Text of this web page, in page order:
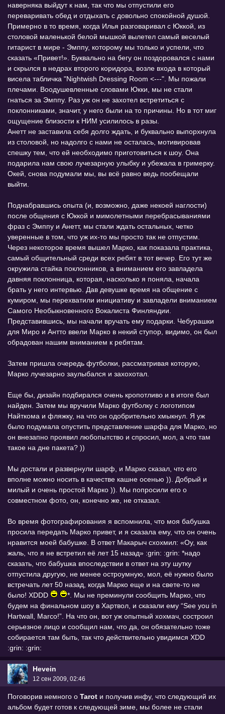
наверняка выйдут к нам, так что мы отпустили его
переваривать обед и отдыхать с довольно спокойной душой.
Примерно в то время, когда Илья разговаривал с Юккой, из
столовой маленькой белой мышкой вылетел самый веселый
гитарист в мире - Эмппу, которому мы только и успели, что
сказать «Привет!». Буквально на бегу он поздоровался с нами
и скрылся в недрах второго коридора, возле входа в который
висела табличка "Nightwish Dressing Room <---". Мы пожали
плечами. Воодушевленные словами Юкки, мы не стали
гнаться за Эмппу. Раз уж он не захотел встретиться с
поклонниками, значит, у него были на то причины. Но в тот миг
ощущение близости к НИМ усилилось в разы.
Анетт не заставила себя долго ждать, и буквально выпорхнула
из столовой, но надолго с нами не осталась, мотивировав
спешку тем, что ей необходимо приготовиться к шоу. Она
подарила нам свою лучезарную улыбку и убежала в гримерку.
Окей, снова подумали мы, вы всё равно ведь пообещали
выйти.
Поднабравшись опыта (и, возможно, даже некоей наглости)
после общения с Юккой и мимолетными перебрасываниями
фраз с Эмппу и Анетт, мы стали ждать остальных, четко
уверенные в том, что уж их-то мы просто так не отпустим.
Через некоторое время вышел Марко, как показала практика,
самый общительный среди всех ребят в тот вечер. Его тут же
окружила стайка поклонников, а вниманием его завладела
давняя поклонница, которая, насколько я поняла, начала
брать у него интервью. Дав девушке время на общение с
кумиром, мы перехватили инициативу и завладели вниманием
Самого Необыкновенного Вокалиста Финляндии.
Представившись, мы начали вручать ему подарки. Чебурашки
для Миро и Антто ввели Марко в некий ступор, видимо, он был
обрадован нашим вниманием к ребятам.
Затем пришла очередь футболки, рассматривая которую,
Марко лучезарно заулыбался и захохотал.
Еще бы, дизайн подбирался очень кропотливо и в итоге был
найден. Затем мы вручили Марко футболку с логотипом
Найткома и фляжку, на что он одобрительно хмыкнул. Я уж
было подумала опустить представление шарфа для Марко, но
он внезапно проявил любопытство и спросил, мол, а что там
такое на дне пакета? ))
Мы достали и развернули шарф, и Марко сказал, что его
вполне можно носить в качестве кашне осенью )). Добрый и
милый и очень простой Марко )). Мы попросили его о
совместном фото, он, конечно же, не отказал.
Во время фотографирования я вспомнила, что моя бабушка
просила передать Марко привет, и я сказала ему, что он очень
нравится моей бабушке. В ответ Макарыч схохмил: «Оу, как
жаль, что я не встретил её лет 15 назад» :grin: :grin: *надо
сказать, что бабушка впоследствии в ответ на эту шутку
отпустила другую, не менее остроумную, мол, её нужно было
встречать лет 50 назад, когда Марко еще и на свете-то не
было! XDDD
*. Мы не преминули сообщить Марко, что
будем на финальном шоу в Хартвол, и сказали ему “See you in
Hartwall, Marco!”. На что он, вот уж опытный хохмач, состроил
серьезное лицо и сообщил нам, что да, он обязательно тоже
собирается там быть, так что действительно увидимся XDD
:grin: :grin:
Hevein
12 сен 2009, 02:46
Поговорив немного о Tarot и получив инфу, что следующий их
альбом будет готов к следующей зиме, мы более не стали